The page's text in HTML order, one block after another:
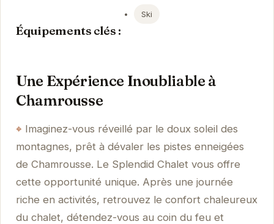
Équipements clés :
Ski
Une Expérience Inoubliable à
Chamrousse
Imaginez-vous réveillé par le doux soleil des
montagnes, prêt à dévaler les pistes enneigées
de Chamrousse. Le Splendid Chalet vous offre
cette opportunité unique. Après une journée
riche en activités, retrouvez le confort chaleureux
du chalet, détendez-vous au coin du feu et